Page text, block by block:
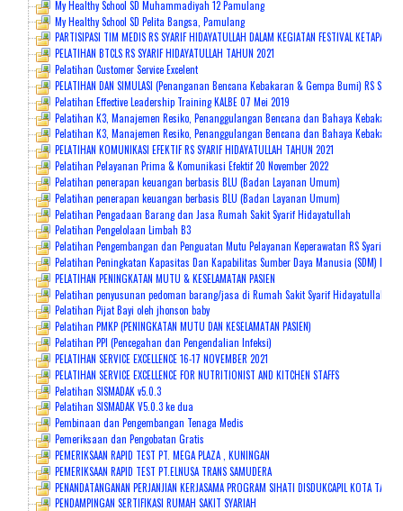
My Healthy School SD Muhammadiyah 12 Pamulang
My Healthy School SD Pelita Bangsa, Pamulang
PARTISIPASI TIM MEDIS RS SYARIF HIDAYATULLAH DALAM KEGIATAN FESTIVAL
PELATIHAN BTCLS RS SYARIF HIDAYATULLAH TAHUN 2021
Pelatihan Customer Service Excelent
PELATIHAN DAN SIMULASI (Penanganan Bencana Kebakaran & Gempa Bumi) RS
Pelatihan Effective Leadership Training KALBE 07 Mei 2019
Pelatihan K3, Manajemen Resiko, Penanggulangan Bencana dan Bahaya Kebakaran
Pelatihan K3, Manajemen Resiko, Penanggulangan Bencana dan Bahaya Kebakaran
PELATIHAN KOMUNIKASI EFEKTIF RS SYARIF HIDAYATULLAH TAHUN 2021
Pelatihan Pelayanan Prima & Komunikasi Efektif 20 November 2022
Pelatihan penerapan keuangan berbasis BLU (Badan Layanan Umum)
Pelatihan penerapan keuangan berbasis BLU (Badan Layanan Umum)
Pelatihan Pengadaan Barang dan Jasa Rumah Sakit Syarif Hidayatullah
Pelatihan Pengelolaan Limbah B3
Pelatihan Pengembangan dan Penguatan Mutu Pelayanan Keperawatan RS Syarif
Pelatihan Peningkatan Kapasitas Dan Kapabilitas Sumber Daya Manusia (SDM)
PELATIHAN PENINGKATAN MUTU & KESELAMATAN PASIEN
Pelatihan penyusunan pedoman barang/jasa di Rumah Sakit Syarif Hidayatullah
Pelatihan Pijat Bayi oleh jhonson baby
Pelatihan PMKP (PENINGKATAN MUTU DAN KESELAMATAN PASIEN)
Pelatihan PPI (Pencegahan dan Pengendalian Infeksi)
PELATIHAN SERVICE EXCELLENCE 16-17 NOVEMBER 2021
PELATIHAN SERVICE EXCELLENCE FOR NUTRITIONIST AND KITCHEN STAFFS
Pelatihan SISMADAK v5.0.3
Pelatihan SISMADAK V5.0.3 ke dua
Pembinaan dan Pengembangan Tenaga Medis
Pemeriksaan dan Pengobatan Gratis
PEMERIKSAAN RAPID TEST PT. MEGA PLAZA , KUNINGAN
PEMERIKSAAN RAPID TEST PT.ELNUSA TRANS SAMUDERA
PENANDATANGANAN PERJANJIAN KERJASAMA PROGRAM SIHATI DISDUKCAPIL KOTA
PENDAMPINGAN SERTIFIKASI RUMAH SAKIT SYARIAH